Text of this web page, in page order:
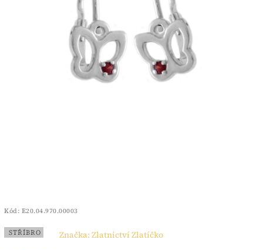
Kód: E20.04.970.00003
STŘÍBRO Značka: Zlatnictví Zlatíčko